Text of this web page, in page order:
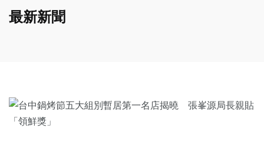
最新新聞